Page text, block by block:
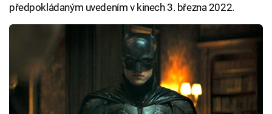
předpokládaným uvedením v kinech 3. března 2022.